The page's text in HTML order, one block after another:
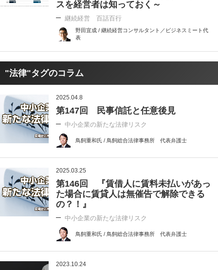
スを経営者は知っておく～
継続経営 百話百行
野田宜成 / 継続経営コンサルタント／ビジネスミート代
表
"法律"タグのコラム
2025.04.8
第147回 民事信託と任意後見
中小企業の新たな法律リスク
鳥飼重和氏 / 鳥飼総合法律事務所 代表弁護士
2025.03.25
第146回 『賃借人に賃料未払いがあっ
た場合に賃貸人は無催告で解除できる
の？！』
中小企業の新たな法律リスク
鳥飼重和氏 / 鳥飼総合法律事務所 代表弁護士
2023.10.24